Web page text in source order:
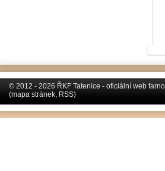
© 2012 - 2026 ŘKF Tatenice - oficiální web
(mapa stránek, RSS)